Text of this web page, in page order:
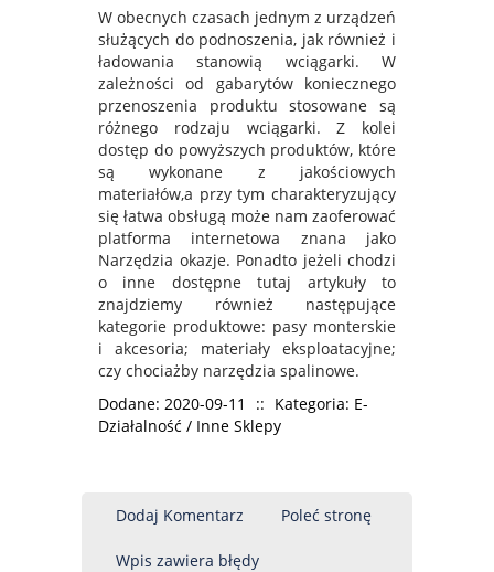
W obecnych czasach jednym z urządzeń
służących do podnoszenia, jak również i
ładowania stanowią wciągarki. W
zależności od gabarytów koniecznego
przenoszenia produktu stosowane są
różnego rodzaju wciągarki. Z kolei
dostęp do powyższych produktów, które
są wykonane z jakościowych
materiałów,a przy tym charakteryzujący
się łatwa obsługą może nam zaoferować
platforma internetowa znana jako
Narzędzia okazje. Ponadto jeżeli chodzi
o inne dostępne tutaj artykuły to
znajdziemy również następujące
kategorie produktowe: pasy monterskie
i akcesoria; materiały eksploatacyjne;
czy chociażby narzędzia spalinowe.
Dodane: 2020-09-11
:: Kategoria: E-
Działalność / Inne Sklepy
Dodaj Komentarz Poleć stronę
Wpis zawiera błędy